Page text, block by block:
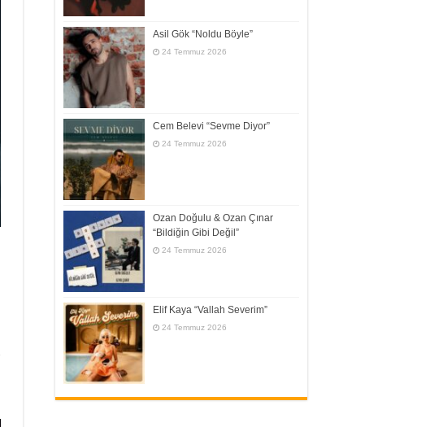
Asil Gök “Noldu Böyle”
24 Temmuz 2026
Cem Belevi “Sevme Diyor”
24 Temmuz 2026
Ozan Doğulu & Ozan Çınar
“Bildiğin Gibi Değil”
24 Temmuz 2026
Elif Kaya “Vallah Severim”
24 Temmuz 2026